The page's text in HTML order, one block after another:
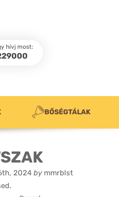
hívj most:
BŐSÉGTÁLAK
2024 bymmrblst